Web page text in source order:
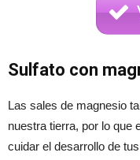
Sulfato con
Las sales de magnesio
nuestra tierra, por lo que
cuidar el desarrollo de